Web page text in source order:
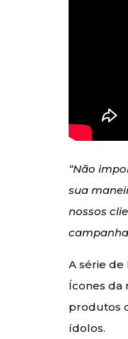
“Não
sua
nossos
A série
Ícones da
produtos
ídolos.